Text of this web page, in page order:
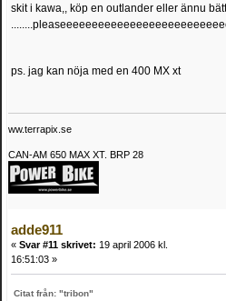
skit i kawa,, köp en outlander eller ännu
ps. jag kan nöja med en 400 MX xt
ww.terrapix.se
CAN-AM 650 MAX XT. BRP 28
adde911
« Svar #11 skrivet: 19 april 2006 kl.
16:51:03 »
Citat från: "tribon"